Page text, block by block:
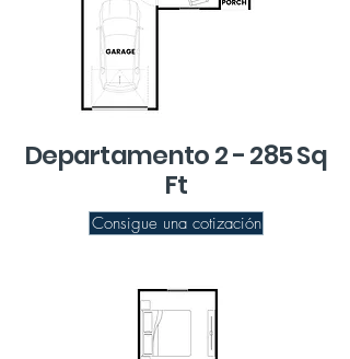
Departamento 2 - 285 Sq
Ft
Consigue una cotización